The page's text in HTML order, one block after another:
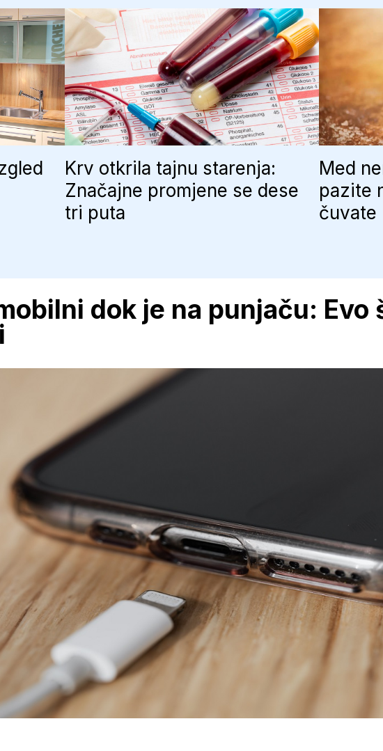
Krv otkrila tajnu starenja:
Značajne promjene se dese
tri puta
Med
pazite
čuvate
dok je na punjaču: Evo